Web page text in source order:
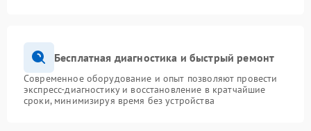
Бесплатная диагностика и быстрый ремонт
Современное оборудование и опыт позволяют провести
экспресс-диагностику и восстановление в кратчайшие
сроки, минимизируя время без устройства